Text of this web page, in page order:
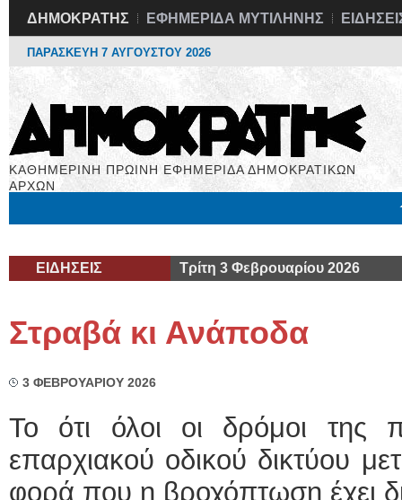
ΔΗΜΟΚΡΑΤΗΣ ΕΦΗΜΕΡΙΔΑ ΜΥΤΙΛΗΝΗΣ
ΠΑΡΑΣΚΕΥΗ 7 ΑΥΓΟΥΣΤΟΥ 2026
ΚΑΘΗΜΕΡΙΝΗ ΠΡΩΙΝΗ ΕΦΗΜΕΡΙΔΑ ΔΗΜΟΚΡΑΤΙΚΩΝ
ΑΡΧΩΝ
ΕΙΔΗΣΕΙΣ Τρίτη 3 Φεβρουαρίου 2026
Στραβά κι Ανάποδα
3 ΦΕΒΡΟΥΑΡΙΟΥ 2026
Το ότι όλοι οι δρόμοι της
επαρχιακού οδικού δικτύου
φορά που η βροχόπτωση έχει